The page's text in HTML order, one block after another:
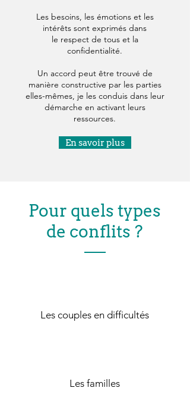
Les besoins, les émotions et les
intérêts sont exprimés dans
le respect de tous et la
confidentialité.
Un accord peut être trouvé de
manière constructive par les parties
elles-mêmes, je les conduis dans leur
démarche en activant leurs
ressources.
En savoir plus
Pour quels types
de conflits ?
Les couples en difficultés
Les familles